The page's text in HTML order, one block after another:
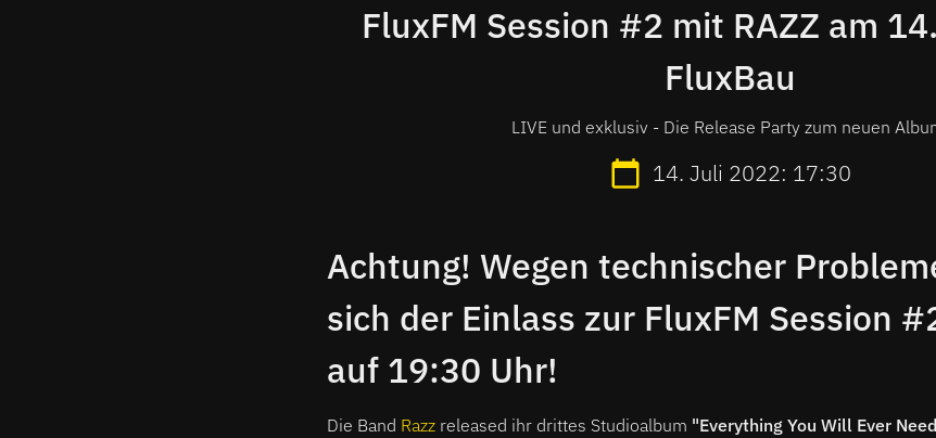
FluxFM Session #2 mit RAZZ am
FluxBau
LIVE und exklusiv - Die Release Party zum neuen
14. Juli 2022: 17:30
Achtung! Wegen technischer
sich der Einlass zur FluxFM Session
auf 19:30 Uhr!
Die Band Razz released ihr drittes Studioalbum "Everything You Will Ever